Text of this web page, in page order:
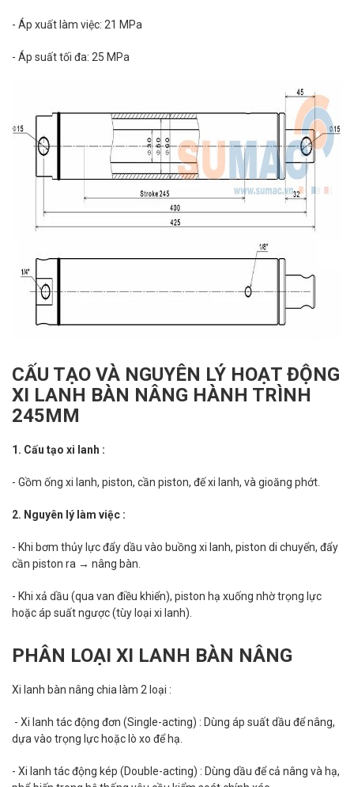
- Áp xuất làm việc: 21 MPa
- Áp suất tối đa: 25 MPa
CẤU TẠO VÀ NGUYÊN LÝ HOẠT ĐỘNG
XI LANH BÀN NÂNG HÀNH TRÌNH
245MM
1. Cấu tạo xi lanh :
- Gồm ống xi lanh, piston, cần piston, đế xi lanh, và gioăng phớt.
2. Nguyên lý làm việc :
- Khi bơm thủy lực đẩy dầu vào buồng xi lanh, piston di chuyển, đẩy
cần piston ra → nâng bàn.
- Khi xả dầu (qua van điều khiển), piston hạ xuống nhờ trọng lực
hoặc áp suất ngược (tùy loại xi lanh).
PHÂN LOẠI XI LANH BÀN NÂNG
Xi lanh bàn nâng chia làm 2 loại :
- Xi lanh tác động đơn (Single-acting) : Dùng áp suất dầu để nâng,
dựa vào trọng lực hoặc lò xo để hạ.
- Xi lanh tác động kép (Double-acting) : Dùng dầu để cả nâng và hạ,